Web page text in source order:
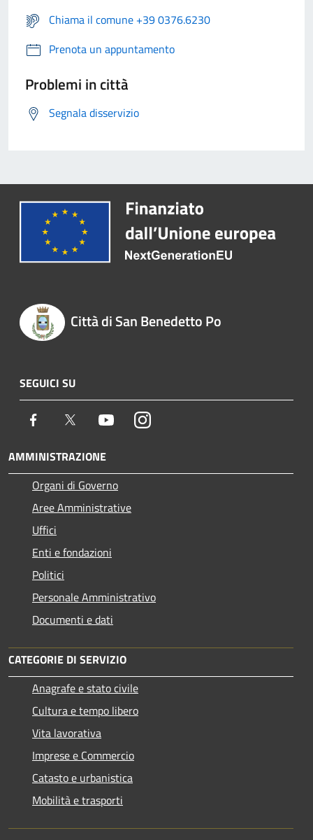
Chiama il comune +39 0376.6230
Prenota un appuntamento
Problemi in città
Segnala disservizio
Città di San Benedetto Po
SEGUICI SU
Facebook Twitter YoutubeInstagram
AMMINISTRAZIONE
Organi di Governo
Aree Amministrative
Uffici
Enti e fondazioni
Politici
Personale Amministrativo
Documenti e dati
CATEGORIE DI SERVIZIO
Anagrafe e stato civile
Cultura e tempo libero
Vita lavorativa
Imprese e Commercio
Catasto e urbanistica
Mobilità e trasporti